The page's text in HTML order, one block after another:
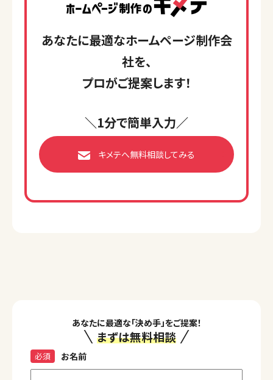
あなたに最適なホームページ制作会
社を、
プロがご提案します！
＼1分で簡単入力／
キメテへ無料相談してみる
あなたに最適な「決め手」をご提案！
まずは無料相談
お名前
必須